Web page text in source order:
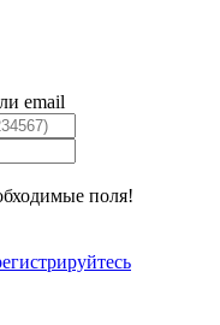
email
поля!